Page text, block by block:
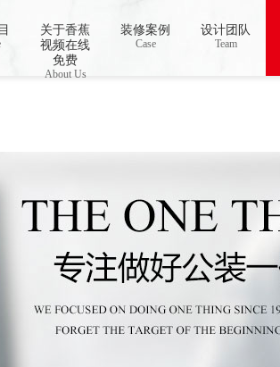
stream: No such file or directory in /www/wwwroot/Z4.com/
下载,91香蕉APP成人污在线
关于香蕉
视频在线
免费
About Us
装修案例
Case
设计团队
Team